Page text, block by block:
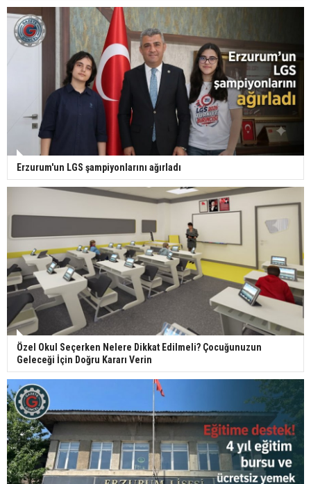
Erzurum'un LGS şampiyonlarını ağırladı
Özel Okul Seçerken Nelere Dikkat Edilmeli? Çocuğunuzun
Geleceği İçin Doğru Kararı Verin